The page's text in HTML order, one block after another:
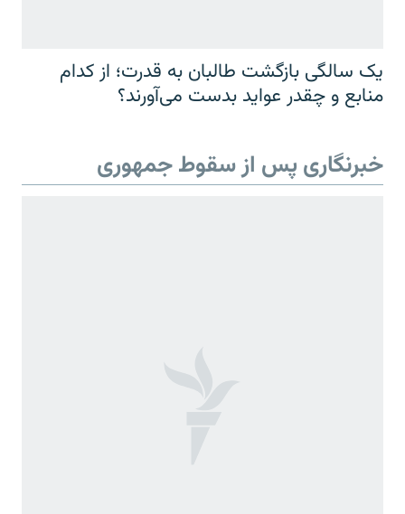
یک سالگی بازگشت طالبان به قدرت؛ از کدام
منابع و چقدر عواید بدست می‌آورند؟
خبرنگاری پس از سقوط جمهوری